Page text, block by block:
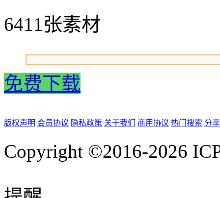
6411张素材
免费下载
版权声明 会员协议 隐私政策 关于我们 商用协议 热门搜索 分
Copyright ©2016-2026